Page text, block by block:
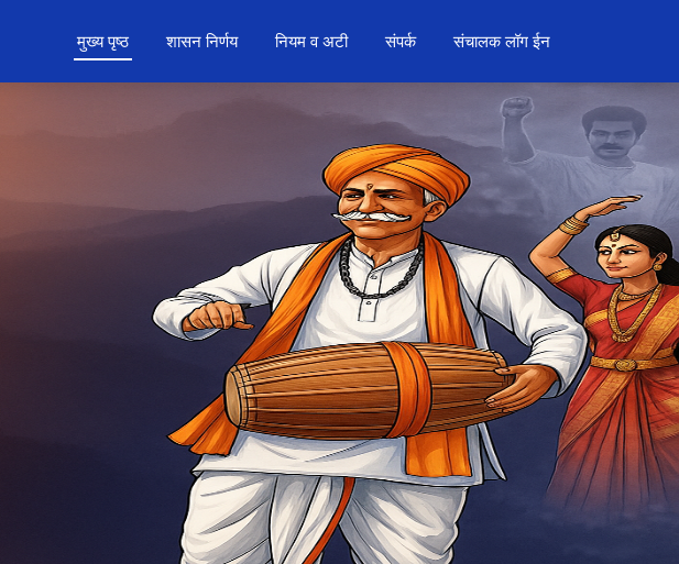
मुख्य पृष्ठ शासन निर्णय नियम व अटी संपर्क संचालक लॉग ईन